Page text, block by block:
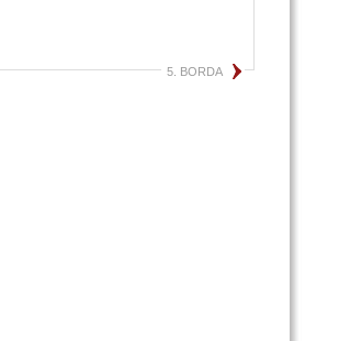
5. BORDA